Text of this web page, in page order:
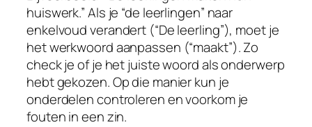
huiswerk.” Als je “de leerlingen” naar
enkelvoud verandert (“De leerling”), moet je
het werkwoord aanpassen (“maakt”). Zo
check je of je het juiste woord als onderwerp
hebt gekozen. Op die manier kun je
onderdelen controleren en voorkom je
fouten in een zin.